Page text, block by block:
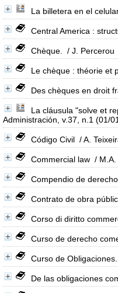
La billetera en el
Central America :
Chèque. / J. Percerou
Le chèque : théorie et
Des chèques en droit
La cláusula "solve et
Administración, v.37, n.1 (01/
Código Civil / A.
Commercial law /
Compendio de
Contrato de obra
Corso di diritto
Curso de derecho
Curso de
De las obligaciones